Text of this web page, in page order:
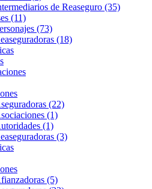
de Reaseguro (35)
(11)
(73)
(18)
(22)
(1)
(1)
(3)
(5)